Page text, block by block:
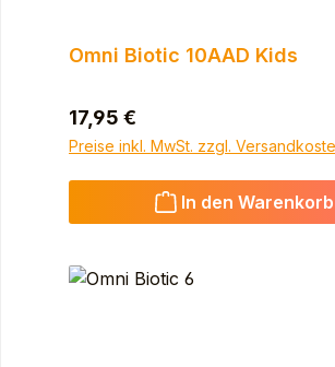
Omni Biotic 10AAD Kids
Regulärer Preis:
17,95 €
Preise inkl. MwSt. zzgl.
In den Warenkorb